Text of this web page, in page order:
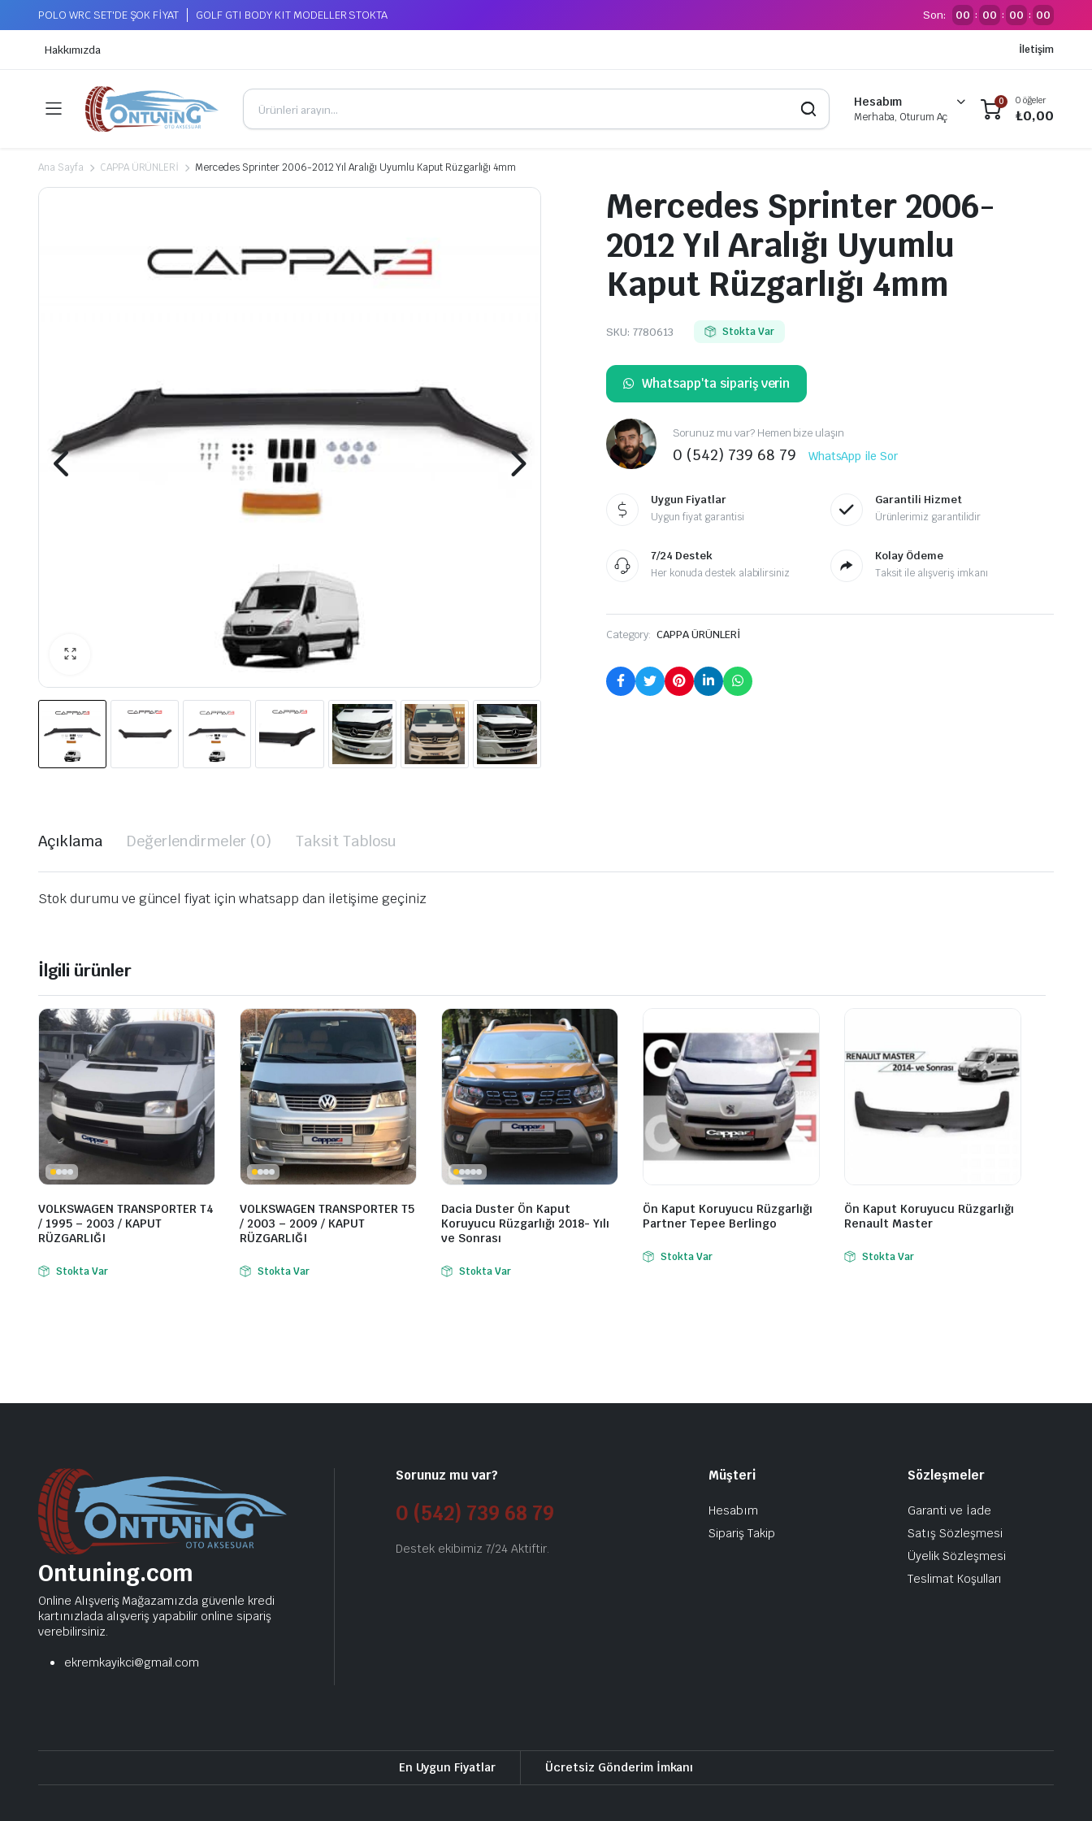
POLO WRC SET'DE ŞOK FİYAT GOLF GTI BODY KIT MODELLER STOKTA Son: 00 : 00 : 00 : 00
Hakkımızda İletişim
Hesabım
Merhaba, Oturum Aç
0 0 öğeler
₺0,00
Ana Sayfa CAPPA ÜRÜNLERİ Mercedes Sprinter 2006-2012 Yıl Aralığı Uyumlu Kaput Rüzgarlığı 4mm
Mercedes Sprinter 2006-
2012 Yıl Aralığı Uyumlu
Kaput Rüzgarlığı 4mm
SKU: 7780613 Stokta Var
Whatsapp'ta sipariş verin
Sorunuz mu var? Hemen bize ulaşın
0 (542) 739 68 79 WhatsApp ile Sor
Uygun Fiyatlar
Uygun fiyat garantisi
Garantili Hizmet
Ürünlerimiz garantilidir
7/24 Destek
Her konuda destek alabilirsiniz
Kolay Ödeme
Taksit ile alışveriş imkanı
Category: CAPPA ÜRÜNLERİ
Açıklama Değerlendirmeler (0) Taksit Tablosu
Stok durumu ve güncel fiyat için whatsapp dan iletişime geçiniz
İlgili ürünler
VOLKSWAGEN TRANSPORTER T4
/ 1995 – 2003 / KAPUT
RÜZGARLIĞI
Stokta Var
VOLKSWAGEN TRANSPORTER T5
/ 2003 – 2009 / KAPUT
RÜZGARLIĞI
Stokta Var
Dacia Duster Ön Kaput
Koruyucu Rüzgarlığı 2018- Yılı
ve Sonrası
Stokta Var
Ön Kaput Koruyucu Rüzgarlığı
Partner Tepee Berlingo
Stokta Var
Ön Kaput Koruyucu Rüzgarlığı
Renault Master
Stokta Var
Ontuning.com
Online Alışveriş Mağazamızda güvenle kredi
kartınızlada alışveriş yapabilir online sipariş
verebilirsiniz.
ekremkayikci@gmail.com
Sorunuz mu var?
0 (542) 739 68 79
Destek ekibimiz 7/24 Aktiftir.
Müşteri
Hesabım
Sipariş Takip
Sözleşmeler
Garanti ve İade
Satış Sözleşmesi
Üyelik Sözleşmesi
Teslimat Koşulları
En Uygun Fiyatlar Ücretsiz Gönderim İmkanı